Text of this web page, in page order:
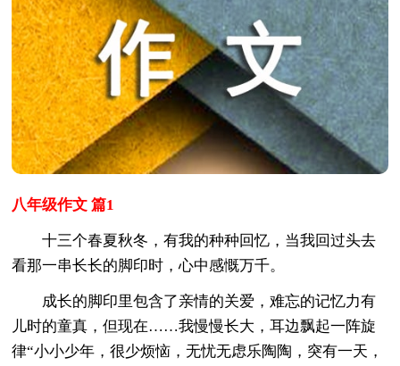
八年级作文 篇1
十三个春夏秋冬，有我的种种回忆，当我回过头去
看那一串长长的脚印时，心中感慨万千。
成长的脚印里包含了亲情的关爱，难忘的记忆力有
儿时的童真，但现在……我慢慢长大，耳边飘起一阵旋
律“小小少年，很少烦恼，无忧无虑乐陶陶，突有一天，